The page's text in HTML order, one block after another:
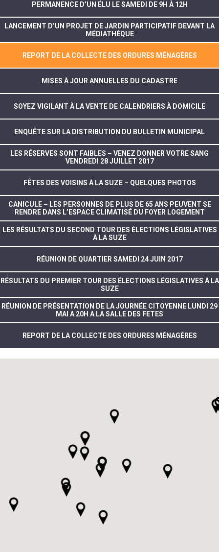
PERMANENCE D’UN ÉLU LE SAMEDI DE 9H À 12H
LANCEMENT D’UN PROJET DE JARDIN PARTICIPATIF DEVANT LA
MÉDIATHÈQUE
REPORT DE LA COLLECTE DES ORDURES MÉNAGÈRES
MISES À JOUR ANNUELLES DU CADASTRE
SOYEZ VIGILANT À LA VENTE DE CALENDRIERS À DOMICILE
ENQUÊTE SUR LA DISTRIBUTION DU BULLETIN MUNICIPAL
LES RÉSERVES SONT FAIBLES – VENEZ DONNER VOTRE SANG
VENDREDI 28 JUILLET 2017
FÊTES DES VOISINS À LA SUZE – QUELQUES PHOTOS
CANICULE – LES PERSONNES DE PLUS DE 65 ANS PEUVENT SE
RENDRE DANS L’ESPACE CLIMATISÉ DU FOYER LOGEMENT
LES RÉSULTATS DU SECOND TOUR DES ÉLECTIONS LÉGISLATIVES
À LA SUZE
RÉUNION DE QUARTIER SAMEDI 24 JUIN 2017
RÉSULTATS DU PREMIER TOUR DES ÉLECTIONS LÉGISLATIVES À LA
SUZE
RÉUNION DE PRÉSENTATION DE LA JOURNÉE CITOYENNE LUNDI 29
MAI A 20H A LA SALLE DES FETES
REPORT DE LA COLLECTE DES ORDURES MÉNAGÈRES